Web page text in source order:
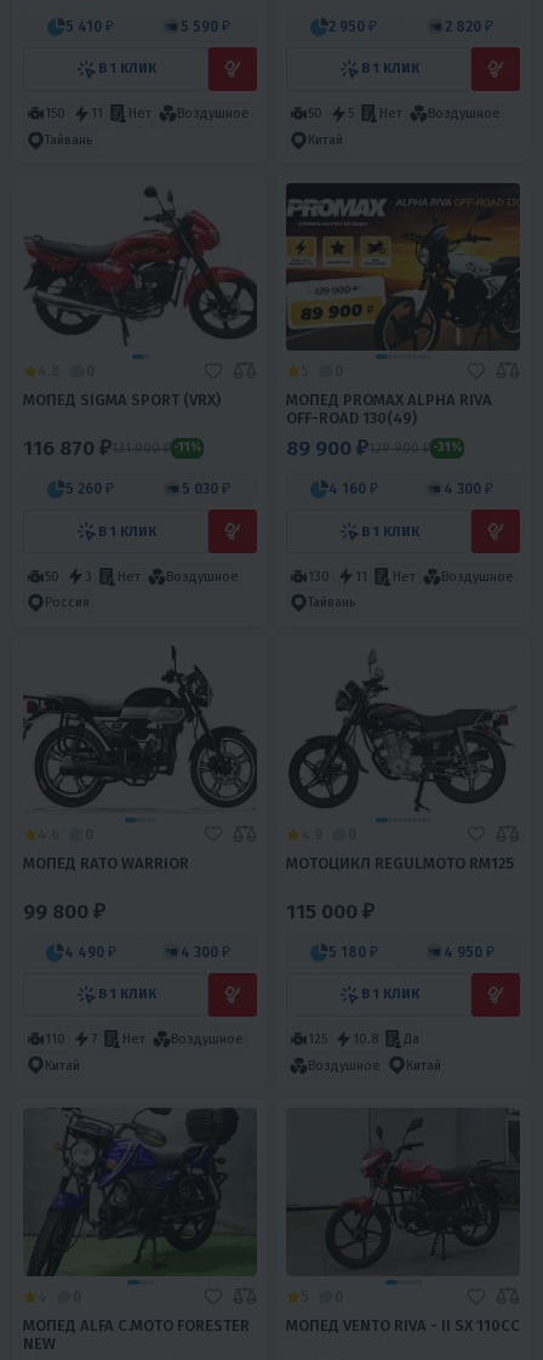
5 410 ₽ 5 590 ₽
В 1 КЛИК
150 11 Нет
Воздушное
Тайвань
2 950 ₽ 2 820 ₽
В 1 КЛИК
50 5 Нет
Воздушное
Китай
МОПЕД SIGMA SPORT (VRX)
116 870 ₽131 900 ₽ -11%
5 260 ₽ 5 030 ₽
В 1 КЛИК
50 3 Нет
Воздушное
Россия
МОПЕД PROMAX ALPHA RIVA
OFF-ROAD 130(49)
89 900 ₽129 900 ₽ -31%
4 160 ₽ 4 300 ₽
В 1 КЛИК
130 11 Нет
Воздушное
Тайвань
МОПЕД RATO WARRIOR
99 800 ₽
4 490 ₽ 4 300 ₽
В 1 КЛИК
110 7 Нет
Воздушное
Китай
МОТОЦИКЛ REGULMOTO RM125
115 000 ₽
5 180 ₽ 4 950 ₽
В 1 КЛИК
125 10.8
Да
Воздушное
Китай
МОПЕД ALFA С.МОТО FORESTER
NEW
МОПЕД VENTO RIVA - II SX 110CC